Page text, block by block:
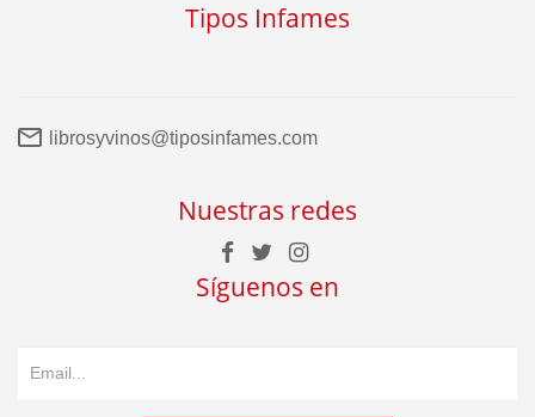
Tipos Infames
librosyvinos@tiposinfames.com
Nuestras redes
Síguenos en